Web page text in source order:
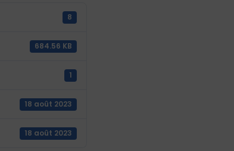
8
684.56 KB
1
18 août 2023
18 août 2023